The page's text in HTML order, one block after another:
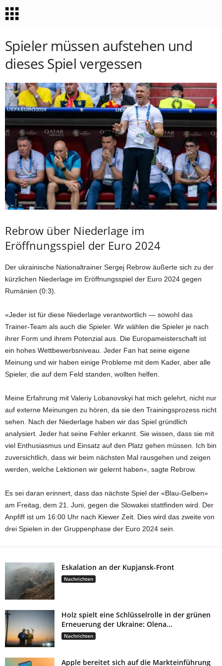
Spieler müssen aufstehen und
dieses Spiel vergessen
Rebrow über Niederlage im
Eröffnungsspiel der Euro 2024
Der ukrainische Nationaltrainer Sergej Rebrow äußerte sich zu der
kürzlichen Niederlage im Eröffnungsspiel der Euro 2024 gegen
Rumänien (0:3).
«Jeder ist für diese Niederlage verantwortlich — sowohl das
Trainer-Team als auch die Spieler. Wir wählen die Spieler je nach
ihrer Form und ihrem Potenzial aus. Die Europameisterschaft ist
ein hohes Wettbewerbsniveau. Jeder Fan hat seine eigene
Meinung und wir haben einige Probleme mit dem Kader, aber alle
Spieler, die auf dem Feld standen, wollten helfen.
Meine Erfahrung mit Valeriy Lobanovskyi hat mich gelehrt, nicht nur
auf externe Meinungen zu hören, da sie den Trainingsprozess nicht
sehen. Nach der Niederlage haben wir das Spiel gründlich
analysiert. Jeder hat seine Fehler erkannt. Sie wissen, dass sie mit
viel Enthusiasmus und Einsatz auf den Platz gehen müssen. Ich bin
zuversichtlich, dass wir beim nächsten Mal rausgehen und zeigen
werden, welche Lektionen wir gelernt haben», sagte Rebrow.
Es sei daran erinnert, dass das nächste Spiel der «Blau-Gelben»
am Freitag, dem 21. Juni, gegen die Slowakei stattfinden wird. Der
Anpfiff ist um 16:00 Uhr nach Kiewer Zeit. Dies wird das zweite von
drei Spielen in der Gruppenphase der Euro 2024 sein.
Eskalation an der Kupjansk-Front
Nachrichten
Holz spielt eine Schlüsselrolle in der grünen
Erneuerung der Ukraine: Olena...
Nachrichten
Apple bereitet sich auf die Markteinführung